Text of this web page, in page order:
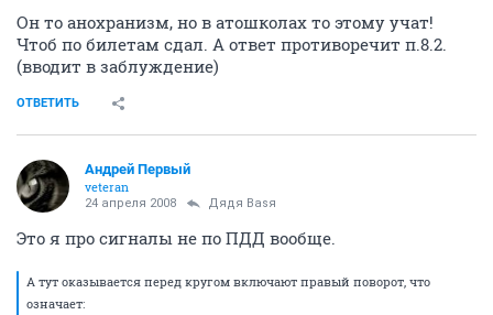
Он то анохранизм, но в атошколах то этому учат!
Чтоб по билетам сдал. А ответ противоречит п.8.2.
(вводит в заблуждение)
ОТВЕТИТЬ
Андрей Первый
veteran
24 апреля 2008 Дядя Ваsя
Это я про сигналы не по ПДД вообще.
А тут оказывается перед кругом включают правый поворот, что
означает: